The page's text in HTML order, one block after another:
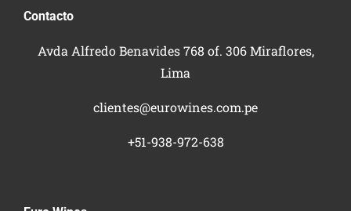
Contacto
Avda Alfredo Benavides 768 of. 306 Miraflores,
Lima
clientes@eurowines.com.pe
+51-938-972-638